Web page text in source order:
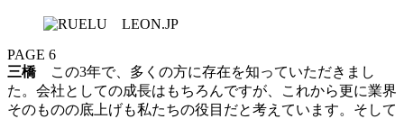
PAGE 6
三橋この3年で、多くの方に存在を知っていただきまし
た。会社としての成長はもちろんですが、これから更に業界
そのものの底上げも私たちの役目だと考えています。そして